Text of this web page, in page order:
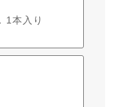
1本入り